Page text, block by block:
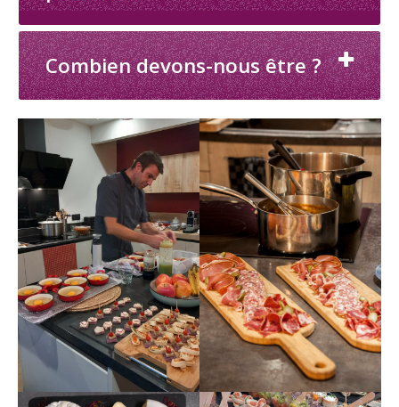
Combien devons-nous être ?